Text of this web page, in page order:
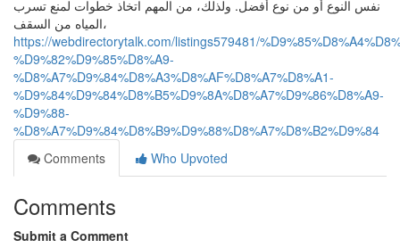
نفس النوع أو من نوع أفضل. ولذلك، من المهم اتخاذ خطوات لمنع تسرب
المياه من السقف،
https://webdirectorytalk.com/listings579481/
%D9%82%D9%85%D8%A9-
%D8%A7%D9%84%D8%A3%D8%AF%D8%A7%D8%A1-
%D9%84%D9%84%D8%B5%D9%8A%D8%A7%D9%86%D8%A9-
%D9%88-
%D8%A7%D9%84%D8%B9%D9%88%D8%A7%D8%B2%D9%84
Comments
Who Upvoted
Comments
Submit a Comment